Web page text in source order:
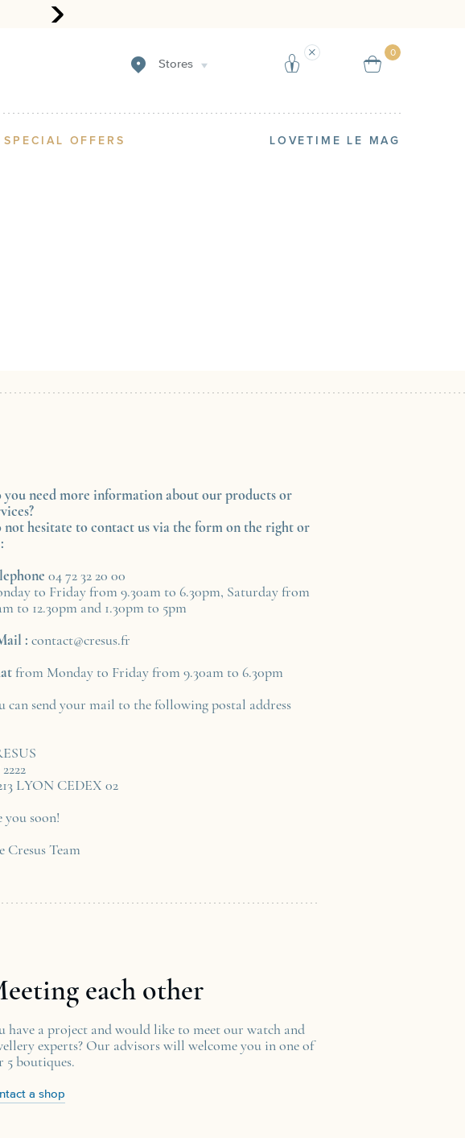
Stores
0
SPECIAL OFFERS LOVETIME LE MAG
you need more information about our products or
not hesitate to contact us via the form on the right or
04 72 32 20 00
to Friday from 9.30am to 6.30pm, Saturday from
to 12.30pm and 1.30pm to 5pm
: contact@cresus.fr
from Monday to Friday from 9.30am to 6.30pm
can send your mail to the following postal address
LYON CEDEX 02
you soon!
Cresus Team
each other
have a project and would like to meet our watch and
experts? Our advisors will welcome you in one of
5 boutiques.
a shop